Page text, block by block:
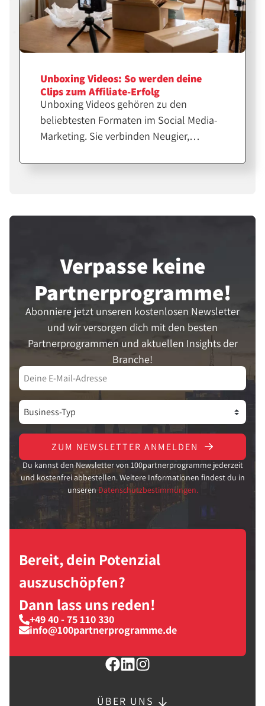
Unboxing Videos: So werden deine
Clips zum Affiliate-Erfolg
Unboxing Videos gehören zu den
beliebtesten Formaten im Social Media-
Marketing. Sie verbinden Neugier,
Für Affiliates und Creator sind sie eine
Verpasse keine
Partner­programme!
Abonniere jetzt unseren kostenlosen Newsletter
und wir versorgen dich mit den besten
Partnerprogrammen und aktuellen Insights der
Branche!
ZUM NEWSLETTER ANMELDEN
Du kannst den Newsletter von 100partnerprogramme jederzeit
und kostenfrei abbestellen. Weitere Informationen findest du in
unseren Datenschutzbestimmungen.
Bereit, dein Potenzial
auszuschöpfen?
Dann lass uns reden!
+49 40 - 75 110 330
info@100partnerprogramme.de
ÜBER UNS